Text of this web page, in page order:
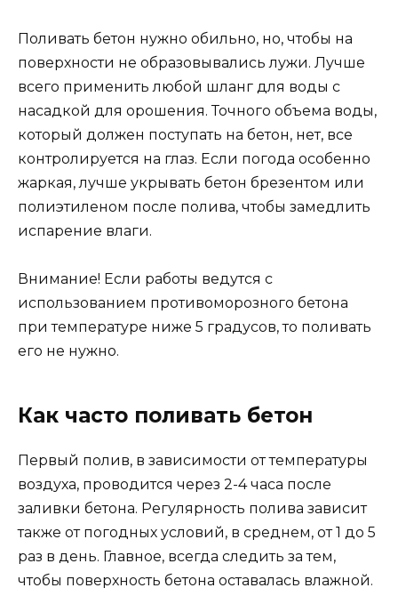
Поливать бетон нужно обильно, но, чтобы на
поверхности не образовывались лужи. Лучше
всего применить любой шланг для воды с
насадкой для орошения. Точного объема воды,
который должен поступать на бетон, нет, все
контролируется на глаз. Если погода особенно
жаркая, лучше укрывать бетон брезентом или
полиэтиленом после полива, чтобы замедлить
испарение влаги.
Внимание! Если работы ведутся с
использованием противоморозного бетона
при температуре ниже 5 градусов, то поливать
его не нужно.
Как часто поливать бетон
Первый полив, в зависимости от температуры
воздуха, проводится через 2-4 часа после
заливки бетона. Регулярность полива зависит
также от погодных условий, в среднем, от 1 до 5
раз в день. Главное, всегда следить за тем,
чтобы поверхность бетона оставалась влажной.